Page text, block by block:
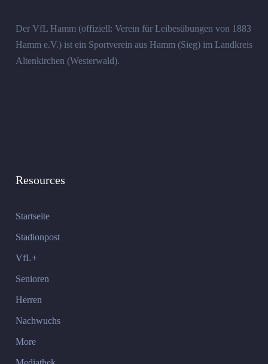
Der VfL Hamm (offiziell: Verein für Leibesübungen von 1883
Hamm e.V.) ist ein Sportverein aus Hamm (Sieg) im Landkreis
Altenkirchen (Westerwald).
Resources
Startseite
Stadionpost
VfL+
Senioren
Herren
Nachwuchs
More